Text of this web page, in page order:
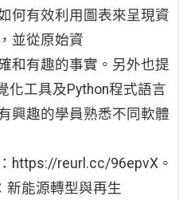
何有效利用圖表來呈現資
並從原始資
和有趣的事實。另外也提
化工具及Python程式語言
興趣的學員熟悉不同軟體
https://reurl.cc/96epvX。
新能源轉型與再生